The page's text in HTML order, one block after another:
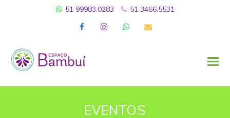
51 99983.0283 51 3466.5531
FacebookInstagramWhatsapp
Email
EVENTOS